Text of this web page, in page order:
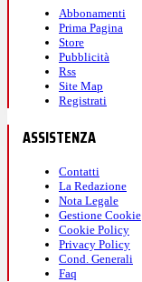
Abbonamenti
Prima Pagina
Store
Pubblicità
Rss
Site Map
Registrati
ASSISTENZA
Contatti
La Redazione
Nota Legale
Gestione Cookie
Cookie Policy
Privacy Policy
Cond. Generali
Faq